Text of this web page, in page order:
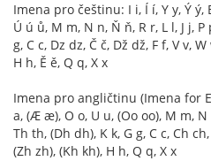
Imena pro češtinu: I i, Í í, Y y, Ý ý,
Ú ú ů, M m, N n, Ň ň, R r, L l, J j,
g, C c, Dz dz, Č č, Dž dž, F f, V v,
H h, Ě ě, Q q, X x
Imena pro angličtinu (Imena for
a, (Æ æ), O o, U u, (Oo oo), M m, N
Th th, (Dh dh), K k, G g, C c, Ch
(Zh zh), (Kh kh), H h, Q q, X x